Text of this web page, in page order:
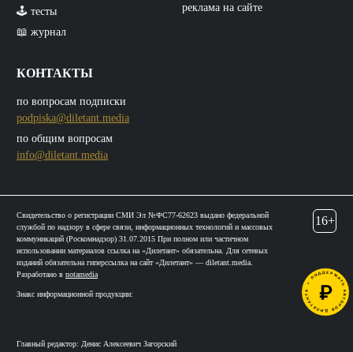
🕹️ тесты
📖 журнал
КОНТАКТЫ
по вопросам подписки
podpiska@diletant.media
по общим вопросам
info@diletant.media
реклама на сайте
Свидетельство о регистрации СМИ Эл №ФС77-62623 выдано федеральной
службой по надзору в сфере связи, информационных технологий и массовых
коммуникаций (Роскомнадзор) 31.07.2015 При полном или частичном
использовании материалов ссылка на «Дилетант» обязательна. Для сетевых
изданий обязательна гиперссылка на сайт «Дилетант» — diletant.media.
Разработано в notamedia
Знакс информационной продукции:
Главный редактор: Денис Алексеевич Загорский
16+